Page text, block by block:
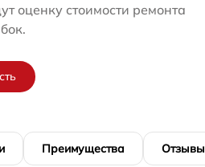
оценку стоимости ремонта
Преимущества Отзывы